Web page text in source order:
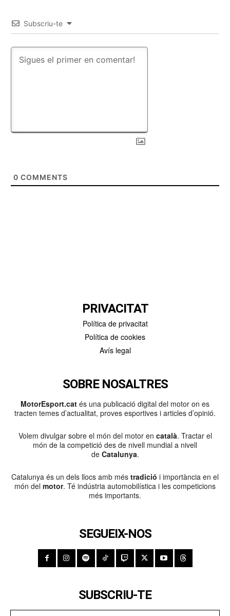
Subscriu-te
0 COMMENTS
PRIVACITAT
Política de privacitat
Política de cookies
Avís legal
SOBRE NOSALTRES
MotorEsport.cat és una publicació digital del motor on es
tracten temes d’actualitat, proves esportives i articles d’opinió.
Volem divulgar sobre el món del motor en català. Tractar el
món de la competició des de nivell mundial a nivell
de Catalunya.
Catalunya és un dels llocs amb més tradició i importància en el
món del motor. Té indústria automobilística i les competicions
més importants.
SEGUEIX-NOS
SUBSCRIU-TE